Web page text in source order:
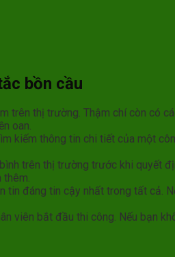
bồn cầu
trên thị trường. Thậm chí còn có
oan.
kiếm thông tin chi tiết của một
trên thị trường trước khi quyết
thêm.
tin đáng tin cậy nhất trong tất
viên bắt đầu thi công. Nếu bạn